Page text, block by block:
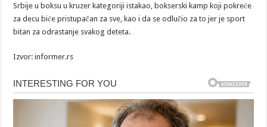
Srbije u boksu u kruzer kategoriji istakao, bokserski kamp koji pokreće
za decu biće pristupačan za sve, kao i da se odlučio za to jer je sport
bitan za odrastanje svakog deteta.
Izvor: informer.rs